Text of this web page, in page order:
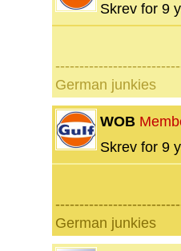
Skrev for 9
German junkies
WOB
Skrev for 9
German junkies